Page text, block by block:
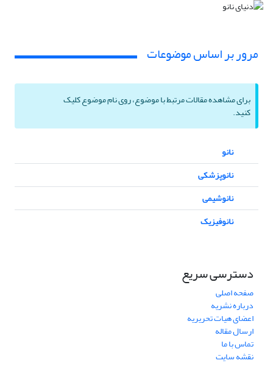
مرور بر اساس موضوعات
برای مشاهده مقالات مرتبط با موضوع، روی نام موضوع کلیک
کنید.
نانو
نانوپزشکی
نانوشیمی
نانوفیزیک
دسترسی سریع
صفحه اصلی
درباره نشریه
اعضای هیات تحریریه
ارسال مقاله
تماس با ما
نقشه سایت